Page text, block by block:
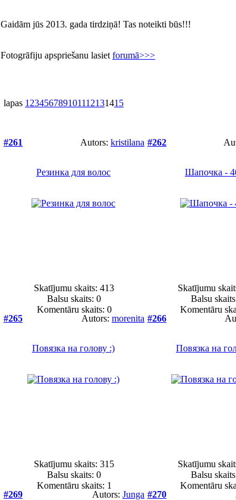
Gaidām jūs 2013. gada tirdziņā! Tas noteikti būs!!!
Fotogrāfiju apspriešanu lasiet forumā>>>
lapas 1 23456789101112131415
#261 Autors: kristilana
Резинка для волос
Skatījumu skaits: 413
Balsu skaits: 0
Komentāru skaits: 0
#262
Шапочка -
Skatījumu
Balsu
Komentāru
#265
Autors: morenita
Повязка на голову :)
Skatījumu skaits: 315
Balsu skaits: 0
Komentāru skaits: 1
#266
Повязка на
Skatījumu
Balsu
Komentāru
#269
Autors: Junga #270